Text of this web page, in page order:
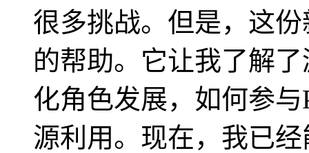
很多挑战。但是，这
的帮助。它让我了解
化角色发展，如何参
源利用。现在，我已